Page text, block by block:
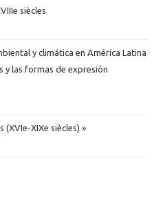
siècles
y climática en América Latina
y las formas de expresión
XIXe siècles) »